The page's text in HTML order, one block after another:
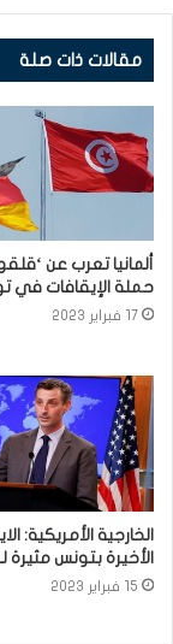
مقالات ذات صلة
ألمانيا تعرب عن ‘قلقها
حملة الإيقافات في
17 فبراير 2023
الخارجية الأمريكية:
الأخيرة بتونس مثيرة
15 فبراير 2023